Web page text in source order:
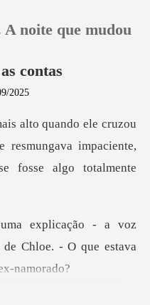
A noite que mudou
contas
2025
impaciente,
Chloe. - O que